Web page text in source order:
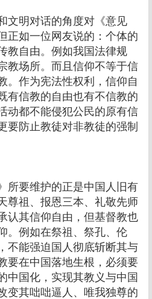
文明对话的角度对《意见
正如一位网友说的：个体的
教自由。例如我国法律规
教场所。而且信仰不等于信
。作为宪法性权利，信仰自
有信教的自由也有不信教的
动都不能侵犯公民的原有信
要防止教徒对非教徒的强制
所要维护的正是中国人旧有
尊祖、报恩三本、礼敬先师
认其信仰自由，但基督教也
。例如在祭祖、祭孔、伦
不能强迫国人彻底斩断其与
要在中国落地生根，必须要
中国化，实现其教义与中国
变其咄咄逼人、唯我独尊的